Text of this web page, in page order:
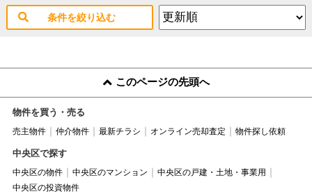
条件を絞り込む
このページの先頭へ
物件を買う・売る
売主物件 仲介物件 最新チラシ オンライン売却査定 物件探し依頼
中央区で探す
中央区の物件 中央区のマンション
中央区の戸建・土地・事業用
中央区の投資物件